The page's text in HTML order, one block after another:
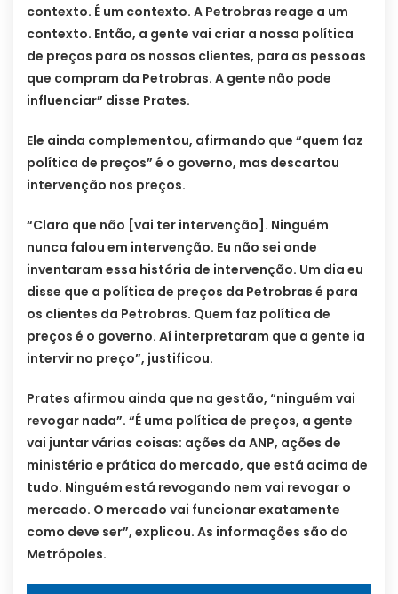
contexto. É um contexto. A Petrobras reage a um
contexto. Então, a gente vai criar a nossa política
de preços para os nossos clientes, para as pessoas
que compram da Petrobras. A gente não pode
influenciar” disse Prates.
Ele ainda complementou, afirmando que “quem faz
política de preços” é o governo, mas descartou
intervenção nos preços.
“Claro que não [vai ter intervenção]. Ninguém
nunca falou em intervenção. Eu não sei onde
inventaram essa história de intervenção. Um dia eu
disse que a política de preços da Petrobras é para
os clientes da Petrobras. Quem faz política de
preços é o governo. Aí interpretaram que a gente ia
intervir no preço”, justificou.
Prates afirmou ainda que na gestão, “ninguém vai
revogar nada”. “É uma política de preços, a gente
vai juntar várias coisas: ações da ANP, ações de
ministério e prática do mercado, que está acima de
tudo. Ninguém está revogando nem vai revogar o
mercado. O mercado vai funcionar exatamente
como deve ser”, explicou. As informações são do
Metrópoles.